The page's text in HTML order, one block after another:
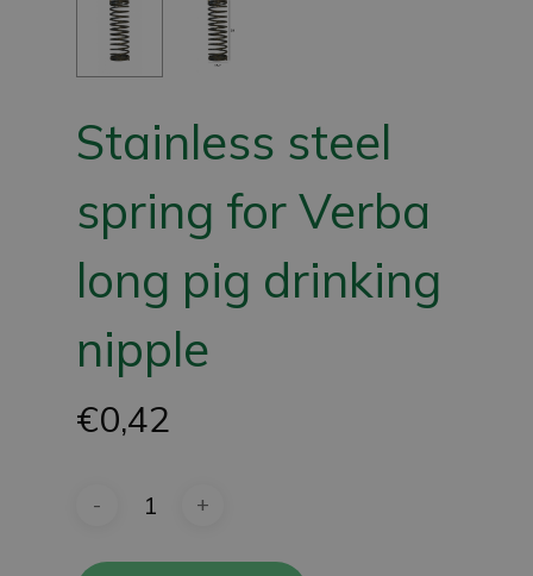
Stainless steel
spring for Verba
long pig drinking
nipple
€0,42